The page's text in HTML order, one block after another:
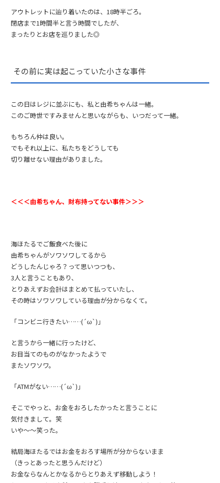
アウトレットに辿り着いたのは、18時半ごろ。
閉店まで1時間半と言う時間でしたが、
まったりとお店を巡りました◎
その前に実は起こっていた小さな事件
この日はレジに並ぶにも、私と由希ちゃんは一緒。
このご時世ですみませんと思いながらも、いつだって一緒。
もちろん仲は良い。
でもそれ以上に、私たちをどうしても
切り離せない理由がありました。
＜＜＜由希ちゃん、財布持ってない事件＞＞＞
海ほたるでご飯食べた後に
由希ちゃんがソワソワしてるから
どうしたんじゃろ？って思いつつも、
3人と言うこともあり、
とりあえずお会計はまとめて払っていたし、
その時はソワソワしている理由が分からなくて。
「コンビニ行きたい……(´ω`)」
と言うから一緒に行ったけど、
お目当てのものがなかったようで
またソワソワ。
「ATMがない……(´ω`)」
そこでやっと、お金をおろしたかったと言うことに
気付きまして。笑
いや〜〜笑った。
結局海ほたるではお金をおろす場所が分からないまま
（きっとあったと思うんだけど）
お金ならなんとかなるからとりあえず移動しよう！